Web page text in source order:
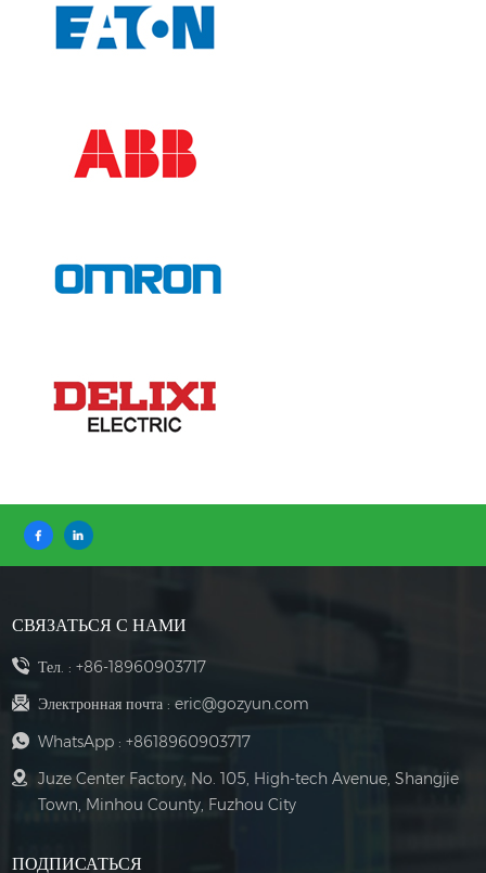
СВЯЗАТЬСЯ С НАМИ
Тел. : +86-18960903717
Электронная почта : eric@gozyun.com
WhatsApp : +8618960903717
Juze Center Factory, No. 105, High-tech Avenue, Shangjie
Town, Minhou County, Fuzhou City
ПОДПИСАТЬСЯ